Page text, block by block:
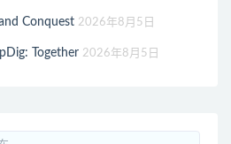
Conquest 2026年8月5日
Together 2026年8月5日